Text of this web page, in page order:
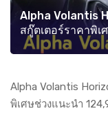
Alpha Volantis
สกู๊ตเตอร์ราคาพิ
Alpha Volantis
พิเศษช่วงแนะนำ